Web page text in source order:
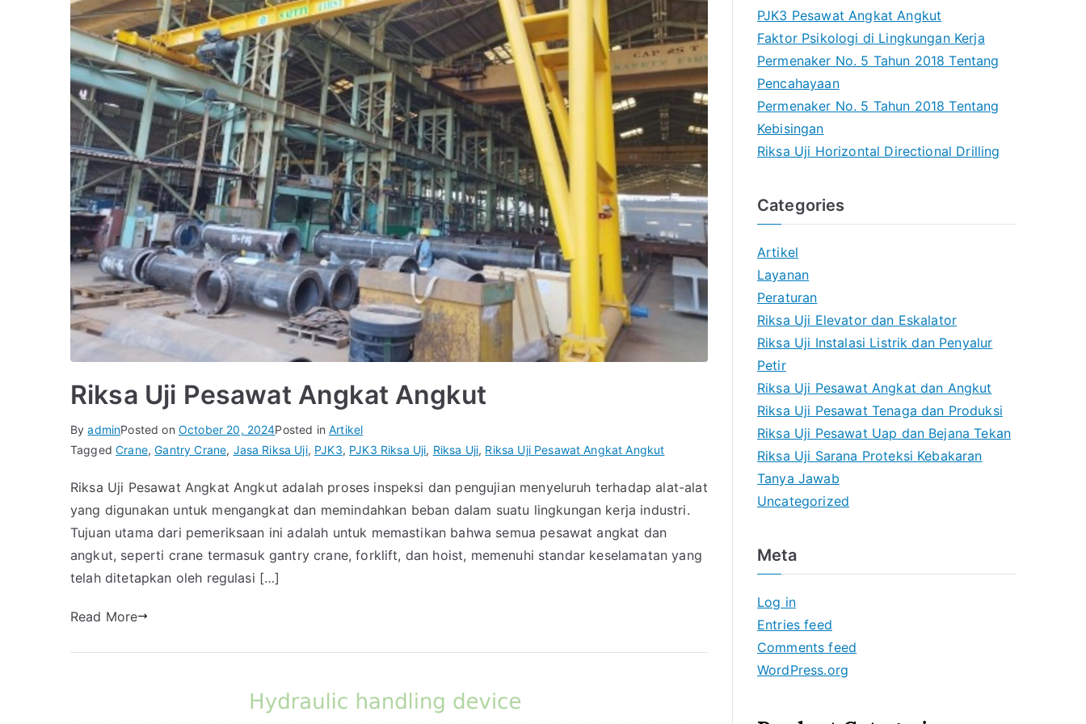
Riksa Uji Pesawat Angkat Angkut
ByadminPosted on October 20, 2024Posted inArtikel
TaggedCrane,Gantry Crane, Jasa Riksa Uji, PJK3, PJK3 Riksa Uji, Riksa Uji, Riksa Uji Pesawat Angkat Angkut
Riksa Uji Pesawat Angkat Angkut adalah proses inspeksi dan pengujian menyeluruh terhadap alat-alat
yang digunakan untuk mengangkat dan memindahkan beban dalam suatu lingkungan kerja industri.
Tujuan utama dari pemeriksaan ini adalah untuk memastikan bahwa semua pesawat angkat dan
angkut, seperti crane termasuk gantry crane, forklift, dan hoist, memenuhi standar keselamatan yang
telah ditetapkan oleh regulasi […]
Read More
PJK3 Pesawat Angkat Angkut
Faktor Psikologi di Lingkungan Kerja
Permenaker No. 5 Tahun 2018 Tentang
Pencahayaan
Permenaker No. 5 Tahun 2018 Tentang
Kebisingan
Riksa Uji Horizontal Directional Drilling
Categories
Artikel
Layanan
Peraturan
Riksa Uji Elevator dan Eskalator
Riksa Uji Instalasi Listrik dan Penyalur
Petir
Riksa Uji Pesawat Angkat dan Angkut
Riksa Uji Pesawat Tenaga dan Produksi
Riksa Uji Pesawat Uap dan Bejana Tekan
Riksa Uji Sarana Proteksi Kebakaran
Tanya Jawab
Uncategorized
Meta
Log in
Entries feed
Comments feed
WordPress.org